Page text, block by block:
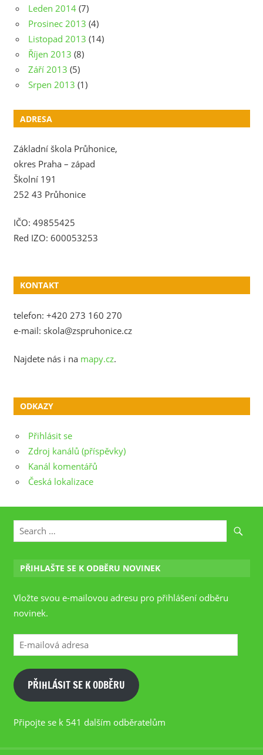
Leden 2014 (7)
Prosinec 2013 (4)
Listopad 2013 (14)
Říjen 2013 (8)
Září 2013 (5)
Srpen 2013 (1)
ADRESA
Základní škola Průhonice,
okres Praha – západ
Školní 191
252 43 Průhonice
IČO: 49855425
Red IZO: 600053253
KONTAKT
telefon: +420 273 160 270
e-mail: skola@zspruhonice.cz
Najdete nás i na mapy.cz.
ODKAZY
Přihlásit se
Zdroj kanálů (příspěvky)
Kanál komentářů
Česká lokalizace
PŘIHLAŠTE SE K ODBĚRU NOVINEK
Vložte svou e-mailovou adresu pro přihlášení odběru
novinek.
E-
mailová
adresa
PŘIHLÁSIT SE K ODBĚRU
Připojte se k 541 dalším odběratelům